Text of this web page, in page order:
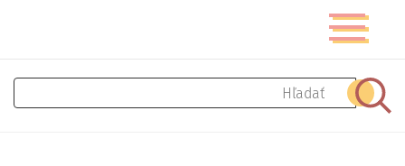
obsah
Prepnúť
navigáciu
Hľadať